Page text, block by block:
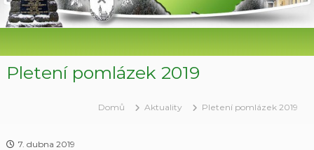
n
Pletení pomlázek 2019
Domů Aktuality Pletení pomlázek 2019
7. dubna 2019